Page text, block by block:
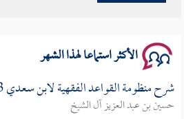
الأكثر استماعا لهذا الشهر
شرح منظومة القواعد الفقهية لابن سعدي 3
حسين بن عبد العزيز آل الشيخ